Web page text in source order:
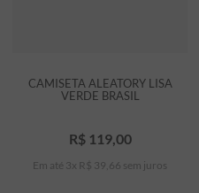
CAMISETA ALEATORY LISA
VERDE BRASIL
R$ 119, 00
Em até 3 x R$ 39 66 sem juros